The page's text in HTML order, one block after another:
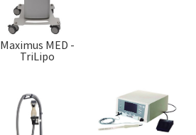
Maximus MED -
TriLipo